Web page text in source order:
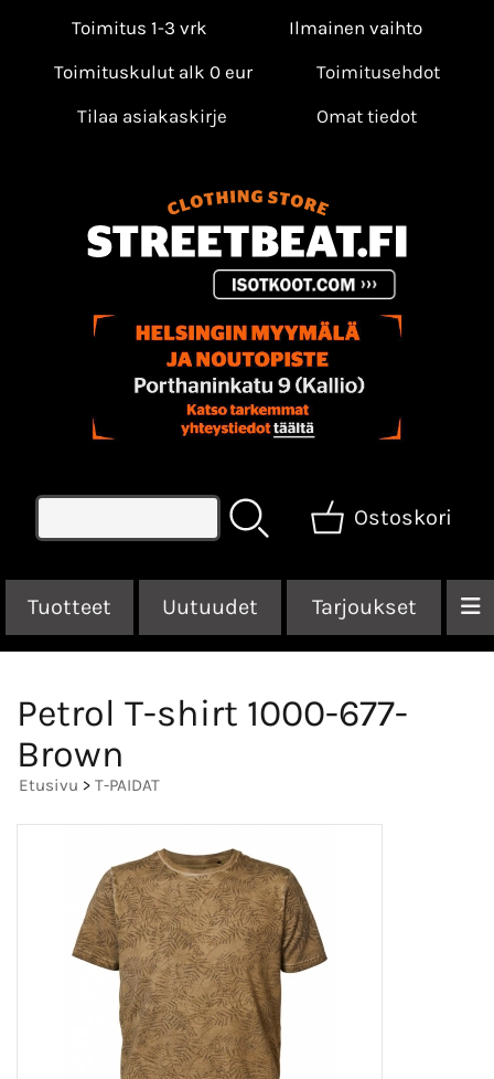
Toimitus 1-3 vrk
Ilmainen vaihto
Toimituskulut alk 0 eur
Toimitusehdot
Tilaa asiakaskirje
Omat tiedot
Ostoskori
Tuotteet Uutuudet Tarjoukset
Petrol T-shirt 1000-677-
Brown
Etusivu > T-PAIDAT